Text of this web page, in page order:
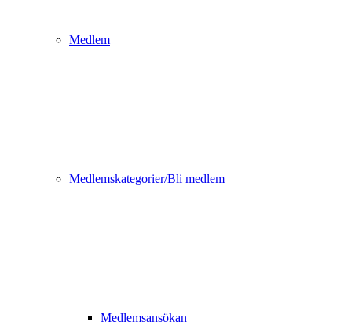
Medlem
Medlemskategorier/Bli medlem
Medlemsansökan